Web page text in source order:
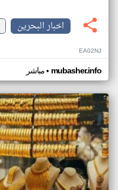
اخبار البحرين
EA02NJ
مباشر• mubasher.info